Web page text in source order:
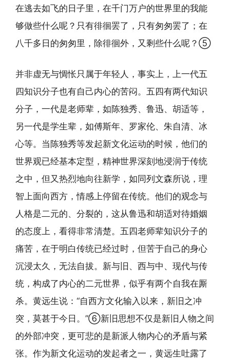
在逃去如飞的日子里，在千门万户的世界里的我能
够做些什么呢？只有徘徊罢了，只有匆匆罢了；在
八千多日的匆匆里，除徘徊外，又剩些什么呢？⑤
并非虚无与惆怅只属于年轻人，事实上，上一代五
四知识分子也有自己内心的苦闷。五四有两代知识
分子，一代是老师辈，如陈独秀、鲁迅、胡适等，
另一代是学生辈，如傅斯年、罗家伦、朱自清、冰
心等。当陈独秀等发起新文化运动的时候，他们的
世界观已经基本定型，精神世界深刻地浸润于传统
之中，但又热烈地向往新学，如同列文森所说，理
智上面向西方，情感上停留在传统。他们的观念与
人格是二元的、分裂的，这从鲁迅和胡适对待婚姻
的态度上，看得非常清楚。五四老师辈知识分子的
痛苦，在于明白传统已经过时，但苦于自己的身心
沉浸太久，无法自拔。新与旧、西与中、现代与传
统，构成了内心的二元世界，似乎有两个自我在厮
杀。黄远生说：“自西方文化输入以来，新旧之冲
突，莫甚于今日。”⑥新旧思想不仅是新旧人物之间
的外部冲突，更可悲的是新派人物内心的矛盾与紧
张。作为新文化运动的发起者之一，黄远生吐露了